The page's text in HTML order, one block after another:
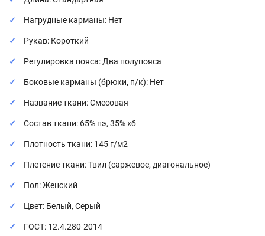
Нагрудные карманы: Нет
Рукав: Короткий
Регулировка пояса: Два полупояса
Боковые карманы (брюки, п/к): Нет
Название ткани: Смесовая
Состав ткани: 65% пэ, 35% хб
Плотность ткани: 145 г/м2
Плетение ткани: Твил (саржевое, диагональное)
Пол: Женский
Цвет: Белый, Серый
ГОСТ: 12.4.280-2014